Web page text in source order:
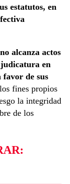
estatutos, en
alcanza actos
en
favor de sus
fines propios
la integridad
de los